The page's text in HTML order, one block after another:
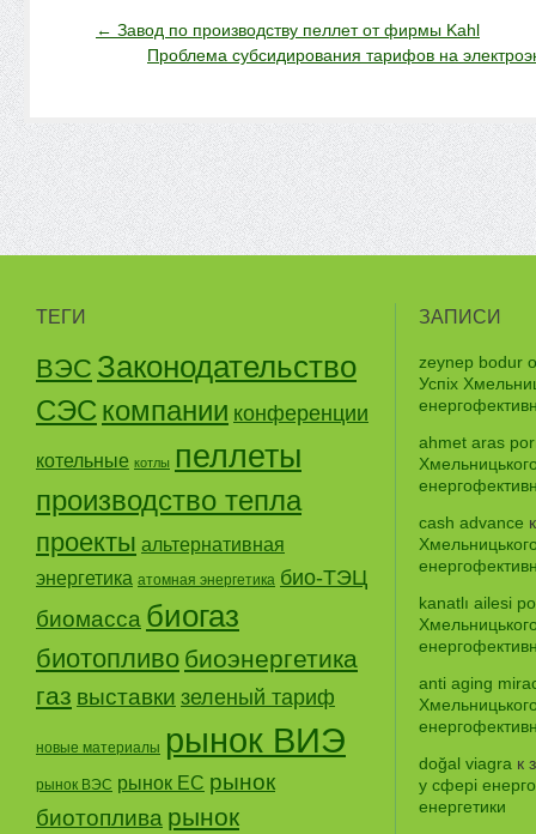
← Завод по производству пеллет от фирмы Kahl
Проблема субсидирования тарифов на
ТЕГИ
ВЭС Законодательство
СЭС компании конференции
котельные котлы пеллеты
производство тепла
проекты альтернативная
энергетика атомная энергетика био-ТЭЦ
биомасса биогаз
биотопливо биоэнергетика
газ выставки зеленый тариф
новые материалы рынок ВИЭ
рынок ВЭС рынок ЕС рынок
биотоплива рынок
ЗАПИСИ
zeynep bodur
Успіх
ahmet aras
cash advance
kanatlı ailesi
anti aging
doğal viagra к
у сфері
енергетики